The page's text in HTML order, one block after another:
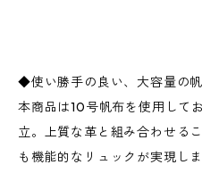
◆使い勝手の良い、大容量の
本商品は10号帆布を使用して
立。上質な革と組み合わせる
も機能的なリュックが実現し